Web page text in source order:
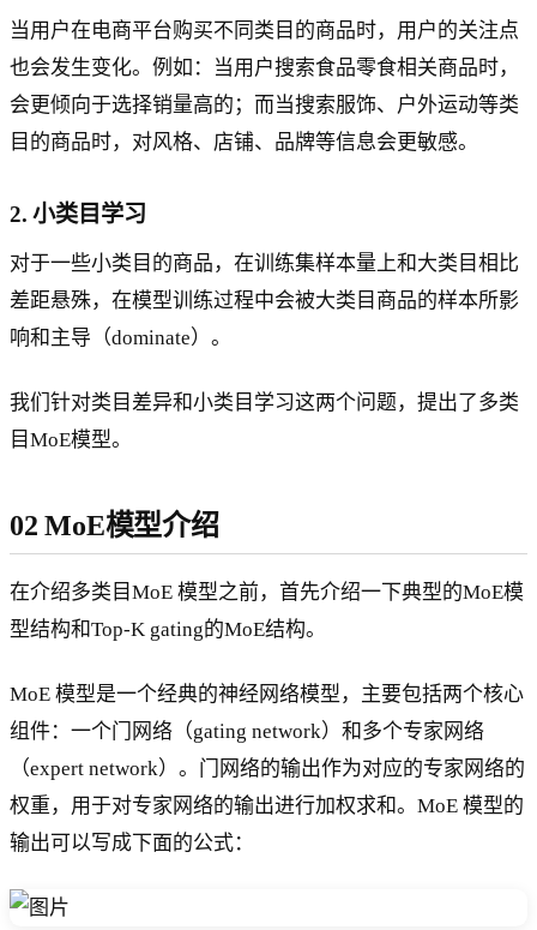
当用户在电商平台购买不同类目的商品时，用户的关注点
也会发生变化。例如：当用户搜索食品零食相关商品时，
会更倾向于选择销量高的；而当搜索服饰、户外运动等类
目的商品时，对风格、店铺、品牌等信息会更敏感。
2. 小类目学习
对于一些小类目的商品，在训练集样本量上和大类目相比
差距悬殊，在模型训练过程中会被大类目商品的样本所影
响和主导（dominate）。
我们针对类目差异和小类目学习这两个问题，提出了多类
目MoE模型。
02 MoE模型介绍
在介绍多类目MoE 模型之前，首先介绍一下典型的MoE模
型结构和Top-K gating的MoE结构。
MoE 模型是一个经典的神经网络模型，主要包括两个核心
组件：一个门网络（gating network）和多个专家网络
（expert network）。门网络的输出作为对应的专家网络的
权重，用于对专家网络的输出进行加权求和。MoE 模型的
输出可以写成下面的公式：